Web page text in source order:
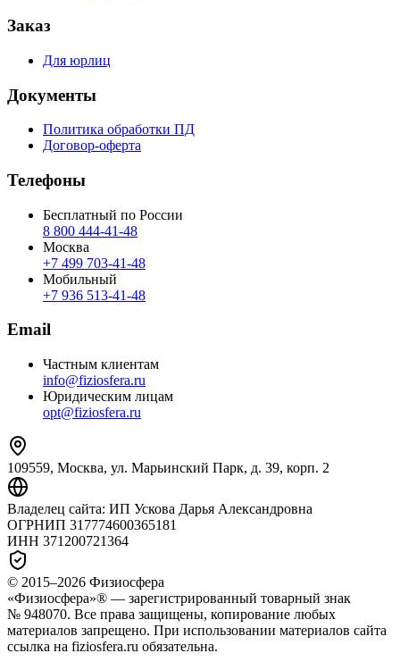
Заказ
Для юрлиц
Документы
Политика обработки ПД
Договор-оферта
Телефоны
Бесплатный по России
8 800 444‑41‑48
Москва
+7 499 703‑41‑48
Мобильный
+7 936 513‑41‑48
Email
Частным клиентам
info@fiziosfera.ru
Юридическим лицам
opt@fiziosfera.ru
109559, Москва, ул. Марьинский Парк, д. 39, корп. 2
Владелец сайта: ИП Ускова Дарья Александровна
ОГРНИП 317774600365181
ИНН 371200721364
© 2015–2026 Физиосфера
«Физиосфера»® — зарегистрированный товарный знак
№ 948070. Все права защищены, копирование любых
материалов запрещено. При использовании материалов сайта
ссылка на fiziosfera.ru обязательна.